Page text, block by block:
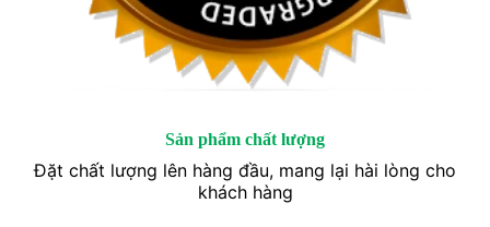
Sản phẩm chất lượng
Đặt chất lượng lên hàng đầu, mang lại hài lòng cho
khách hàng